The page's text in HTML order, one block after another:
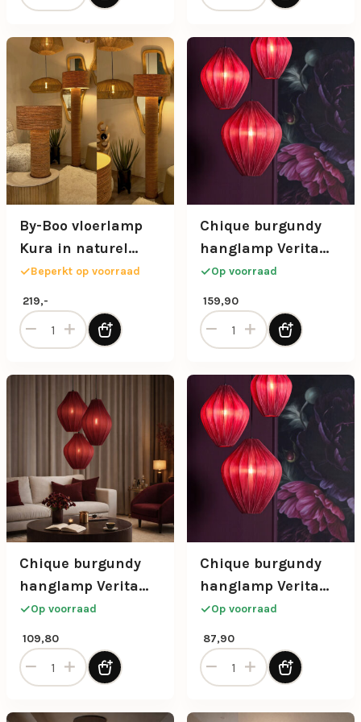
By-Boo vloerlamp
Kura in naturel
kleur
Beperkt op voorraad
219,-
By-Boo vloerlamp Kura in naturel kleur aantal
Chique burgundy
hanglamp Verita
maat L
Op voorraad
159,90
Chique burgundy
Chique burgundy
hanglamp Verita
maat M
Op voorraad
109,80
Chique burgundy hanglamp Verita maat M aantal
Chique burgundy
hanglamp Verita
maat S
Op voorraad
87,90
Chique burgundy